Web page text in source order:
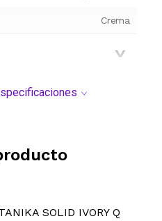
Crema
SOLID IVORY Q